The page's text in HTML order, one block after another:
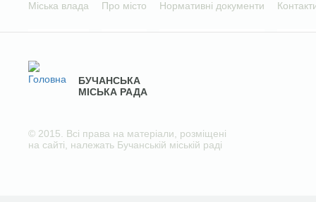
Міська влада Про місто Нормативні документи
БУЧАНСЬКА
МІСЬКА РАДА
© 2015. Всі права на матеріали, розміщені
на сайті, належать Бучанській міській раді